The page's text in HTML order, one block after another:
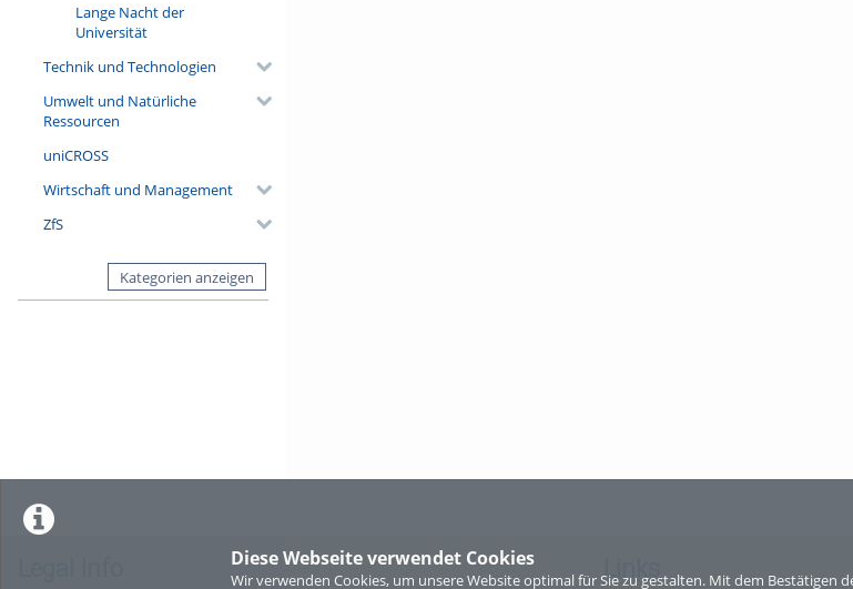
Diese Webseite verwendet Cookies
Wir verwenden Cookies, um unsere Website optimal für Sie zu gestalten. Mit dem Bestätigen
Lange Nacht der
Universität
Technik und Technologien
Umwelt und Natürliche
Ressourcen
uniCROSS
Wirtschaft und Management
ZfS
Kategorien anzeigen
Links